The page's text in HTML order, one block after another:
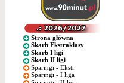
Strona główna
Skarb Ekstraklasy
Skarb I ligi
Skarb II ligi
Sparingi - Ekstr.
Sparingi - I liga